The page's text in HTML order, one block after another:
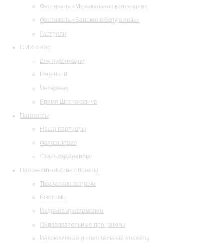
Фестиваль «Музыкальная коллекция»
Фестиваль «Барокко в белую ночь»
Гастроли
СМИ о нас
Все публикации
Рецензии
Интервью
Время Шостаковича
Партнеры
Наши партнеры
Фотогалерея
Стать партнером
Просветительские проекты
Творческие встречи
Выставки
Издания филармонии
Образовательные программы
Инклюзивные и специальные проекты